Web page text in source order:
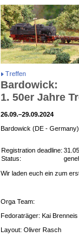
Treffen
Bardowick:
1. 50er Jahre
26.09.–29.09.2024
Bardowick (DE - Germany)
Registration deadline:
Status:
Wir laden euch ein zum
Orga Team:
Fedoraträger: Kai Brenneis
Layout: Oliver Rasch